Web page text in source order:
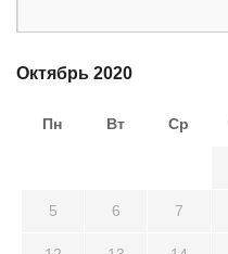
Октябрь 2020
Пн Вт Ср
5 6 7